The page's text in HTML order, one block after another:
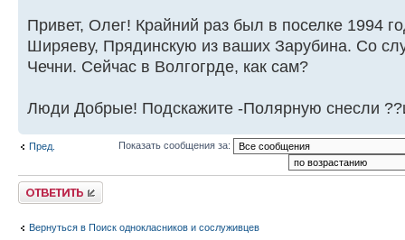
Привет, Олег! Крайний раз был в поселке 1994
Ширяеву, Прядинскую из ваших Зарубина. Со
Чечни. Сейчас в Волгогрде, как сам?
Люди Добрые! Подскажите -Полярную снесли
Пред. Показать сообщения за:
Ответить
Вернуться в Поиск однокласников и сослуживцев